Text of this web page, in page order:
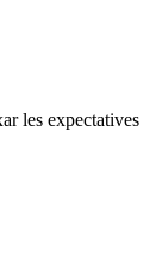
les expectatives